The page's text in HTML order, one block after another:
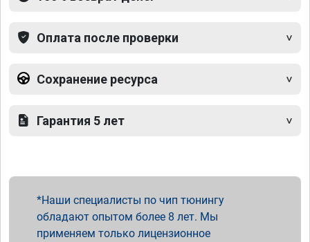
Оплата после проверки
Сохранение ресурса
Гарантия 5 лет
Наши специалисты по чип тюнингу
обладают опытом более 8 лет. Мы
применяем только лицензионное